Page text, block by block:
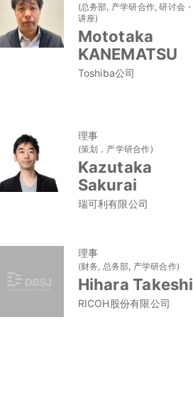
(总务部, 产学研合作, 研讨会・
讲座)
Mototaka
KANEMATSU
Toshiba公司
理事
(策划，产学研合作)
Kazutaka
Sakurai
瑞可利有限公司
理事
(财务, 总务部, 产学研合作)
Hihara Takeshi
RICOH股份有限公司